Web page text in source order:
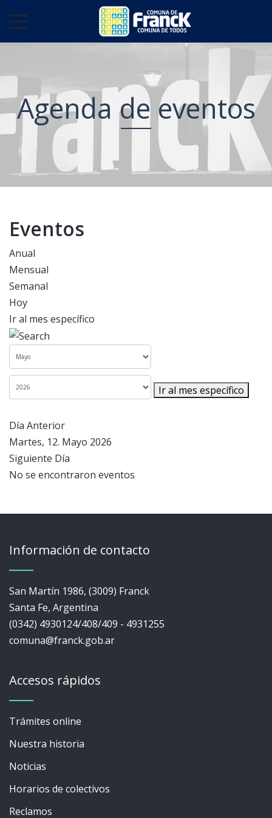
Agenda de eventos
Eventos
Anual
Mensual
Semanal
Hoy
Ir al mes específico
Ir al mes específico
Día Anterior
Martes, 12. Mayo 2026
Siguiente Día
No se encontraron eventos
Información de contacto
San Martín 1986, (3009) Franck
Santa Fe, Argentina
(0342) 4930124/408/409 - 4931255
comuna@franck.gob.ar
Accesos rápidos
Trámites online
Nuestra historia
Noticias
Horarios de colectivos
Reclamos